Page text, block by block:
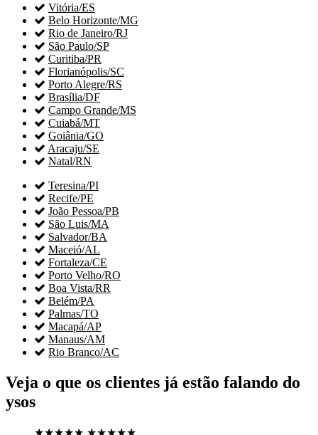
 Vitória/ES
 Belo Horizonte/MG
 Rio de Janeiro/RJ
 São Paulo/SP
 Curitiba/PR
 Florianópolis/SC
 Porto Alegre/RS
 Brasília/DF
 Campo Grande/MS
 Cuiabá/MT
 Goiânia/GO
 Aracaju/SE
 Natal/RN
 Teresina/PI
 Recife/PE
 João Pessoa/PB
 São Luis/MA
 Salvador/BA
 Maceió/AL
 Fortaleza/CE
 Porto Velho/RO
 Boa Vista/RR
 Belém/PA
 Palmas/TO
 Macapá/AP
 Manaus/AM
 Rio Branco/AC
Veja o que os clientes já estão falando do
ysos
★★★★★ ★★★★★